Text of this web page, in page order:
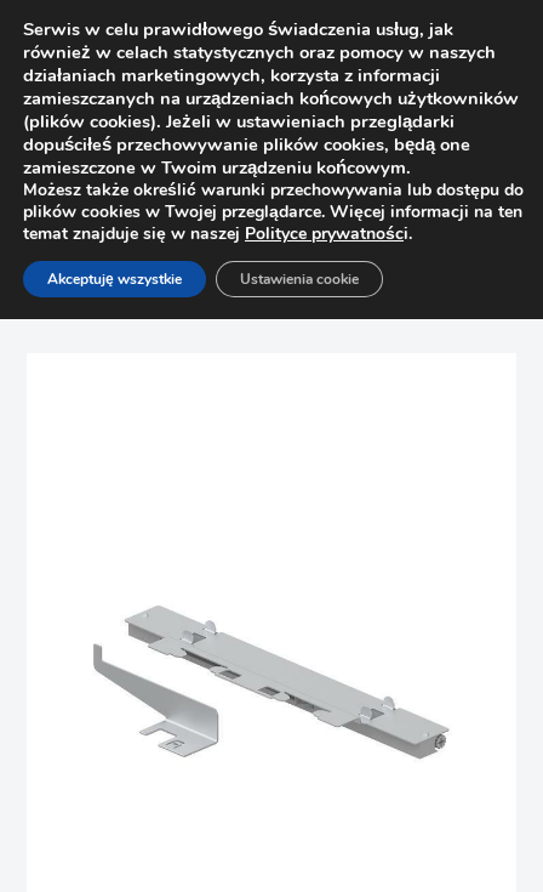
Strona główna Sklep
Bez kategorii
PEKA Pinello Nova Pro mechanizm push to open 04.8326.S
Serwis w celu prawidłowego świadczenia usług, jak
również w celach statystycznych oraz pomocy w naszych
działaniach marketingowych, korzysta z informacji
zamieszczanych na urządzeniach końcowych użytkowników
(plików cookies). Jeżeli w ustawieniach przeglądarki
dopuściłeś przechowywanie plików cookies, będą one
zamieszczone w Twoim urządzeniu końcowym.
Możesz także określić warunki przechowywania lub dostępu do
plików cookies w Twojej przeglądarce. Więcej informacji na ten
temat znajduje się w naszej Polityce prywatności.
Akceptuję wszystkie Ustawienia cookie